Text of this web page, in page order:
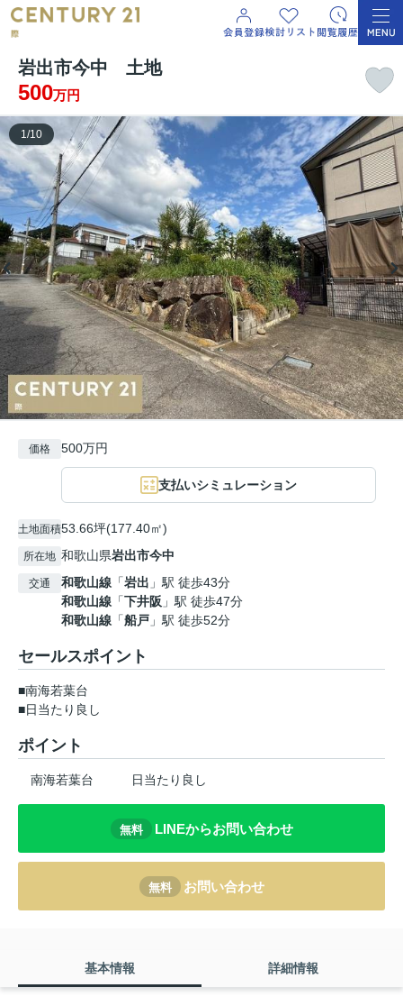
岩出市今中 土地
500万円
1/10
価格 500万円
支払いシミュレーション
土地面積53.66坪(177.40㎡)
所在地 和歌山県岩出市今中
交通 和歌山線 「岩出 」駅 徒歩43分
和歌山線 「下井阪 」駅 徒歩47分
和歌山線 「船戸 」駅 徒歩52分
セールスポイント
■南海若葉台
■日当たり良し
ポイント
南海若葉台 日当たり良し
無料 LINEからお問い合わせ
無料 お問い合わせ
基本情報 詳細情報